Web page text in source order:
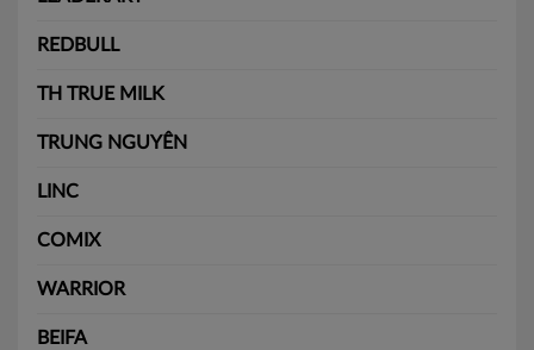
REDBULL
TH TRUE MILK
TRUNG NGUYÊN
LINC
COMIX
WARRIOR
BEIFA